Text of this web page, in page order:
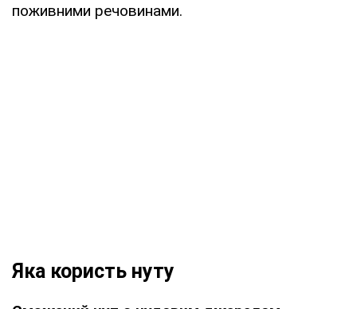
поживними речовинами.
Яка користь нуту